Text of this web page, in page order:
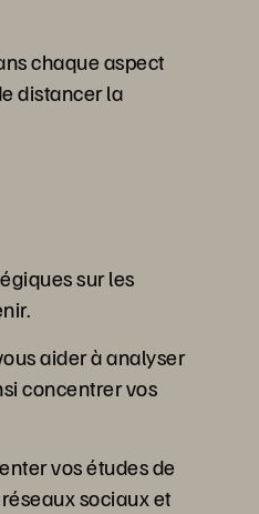
chaque aspect
distancer la
sur les
aider à analyser
concentrer vos
vos études de
sociaux et